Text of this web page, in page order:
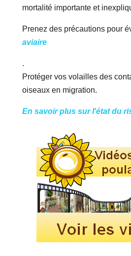
mortalité importante et
Prenez des précautions pour
aviaire
.
Protéger vos volailles des
oiseaux en migration.
En savoir plus sur l'état du